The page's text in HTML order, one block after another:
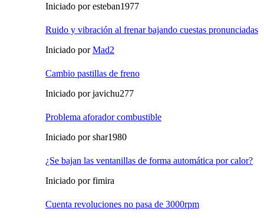
Iniciado por esteban1977
Ruido y vibración al frenar bajando cuestas pronunciadas
Iniciado porMad2
Cambio pastillas de freno
Iniciado por javichu277
Problema aforador combustible
Iniciado por shar1980
¿Se bajan las ventanillas de forma automática por calor?
Iniciado por fimira
Cuenta revoluciones no pasa de 3000rpm